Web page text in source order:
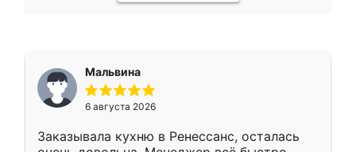
Мальвина
6 августа 2026
Заказывала кухню в Ренессанс, осталась